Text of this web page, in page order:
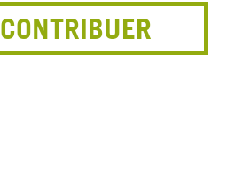
CONTRIBUER